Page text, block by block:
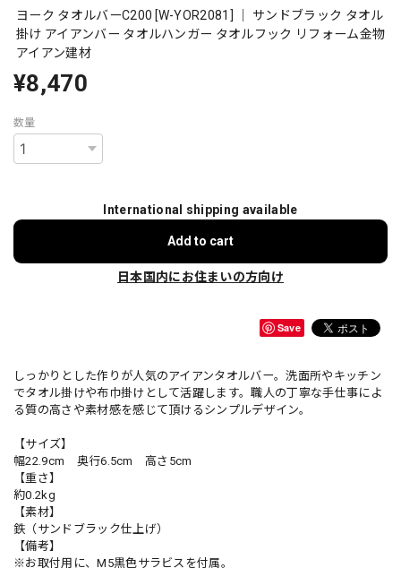
ヨーク タオルバーC200 [W-YOR2081] ｜ サンドブラック タオル
掛け アイアンバー タオルハンガー タオルフック リフォーム金物
アイアン建材
¥8,470
数量
International shipping available
Add to cart
日本国内にお住まいの方向け
Save
しっかりとした作りが人気のアイアンタオルバー。洗面所やキッチン
でタオル掛けや布巾掛けとして活躍します。職人の丁寧な手仕事によ
る質の高さや素材感を感じて頂けるシンプルデザイン。
【サイズ】
幅22.9cm 奥行6.5cm 高さ5cm
【重さ】
約0.2kg
【素材】
鉄（サンドブラック仕上げ）
【備考】
※お取付用に、M5黒色サラビスを付属。